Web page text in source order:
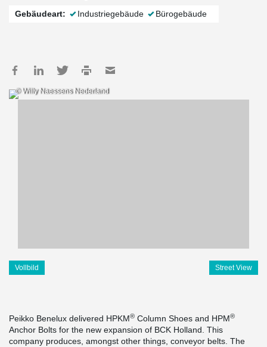
Gebäudeart: Industriegebäude Bürogebäude
© Willy Naessens Nederland
Vollbild Street View
Peikko Benelux delivered HPKM® Column Shoes and HPM®
Anchor Bolts for the new expansion of BCK Holland. This
company produces, amongst other things, conveyor belts. The